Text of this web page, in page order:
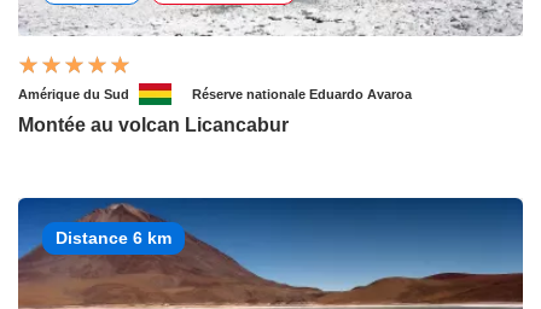
Amérique du Sud Réserve nationale Eduardo Avaroa
Montée au volcan Licancabur
Distance 6 km